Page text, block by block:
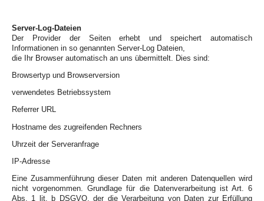
Server-Log-Dateien
Der Provider der Seiten erhebt und speichert automatisch
Informationen in so genannten Server-Log Dateien,
die Ihr Browser automatisch an uns übermittelt. Dies sind:
Browsertyp und Browserversion
verwendetes Betriebssystem
Referrer URL
Hostname des zugreifenden Rechners
Uhrzeit der Serveranfrage
IP-Adresse
Eine Zusammenführung dieser Daten mit anderen Datenquellen wird
nicht vorgenommen. Grundlage für die Datenverarbeitung ist Art. 6
Abs. 1 lit. b DSGVO, der die Verarbeitung von Daten zur Erfüllung